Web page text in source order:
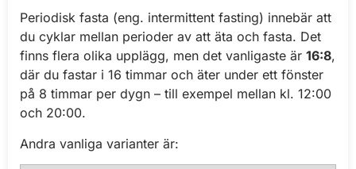
Periodisk fasta (eng. intermittent fasting) innebär att
du cyklar mellan perioder av att äta och fasta. Det
finns flera olika upplägg, men det vanligaste är 16:8,
där du fastar i 16 timmar och äter under ett fönster
på 8 timmar per dygn – till exempel mellan kl. 12:00
och 20:00.
Andra vanliga varianter är: